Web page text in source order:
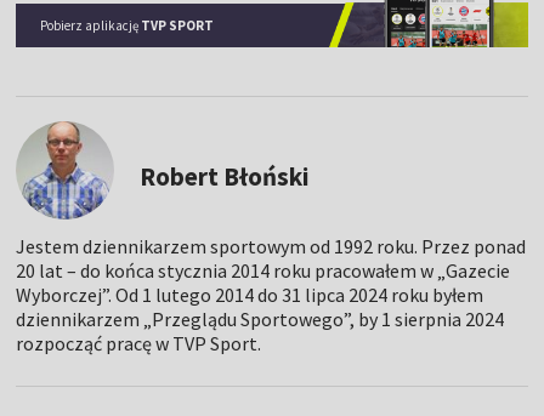
Pobierz aplikację TVP SPORT
Robert Błoński
Jestem dziennikarzem sportowym od 1992 roku. Przez ponad
20 lat – do końca stycznia 2014 roku pracowałem w „Gazecie
Wyborczej”. Od 1 lutego 2014 do 31 lipca 2024 roku byłem
dziennikarzem „Przeglądu Sportowego”, by 1 sierpnia 2024
rozpocząć pracę w TVP Sport.